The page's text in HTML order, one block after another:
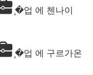
̧�업 에 첸나이
̧�업 에 구르가온